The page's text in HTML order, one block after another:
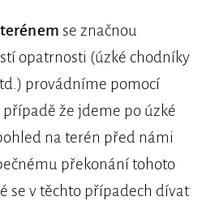
se značnou
opatrnosti (úzké chodníky
provádníme pomocí
že jdeme po úzké
na terén před námi
překonání tohoto
se v těchto případech dívat